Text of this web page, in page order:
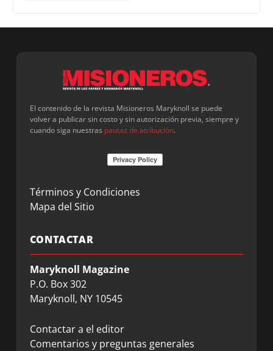
El contenido de la revista Misioneros Maryknoll se puede
volver a publicar sin costo y sin autorización previa, siempre y
cuando siga nuestras pautas de atribución.
Términos y Condiciones
Mapa del Sitio
CONTACTAR
Maryknoll Magazine
P.O. Box 302
Maryknoll, NY 10545
Contactar a el editor
Comentarios y preguntas generales